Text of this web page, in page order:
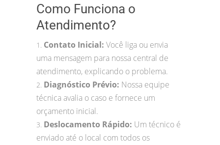
Como Funciona o
Atendimento?
1. Contato Inicial: Você liga ou envia
uma mensagem para nossa central de
atendimento, explicando o problema.
2. Diagnóstico Prévio: Nossa equipe
técnica avalia o caso e fornece um
orçamento inicial.
3. Deslocamento Rápido: Um técnico é
enviado até o local com todos os